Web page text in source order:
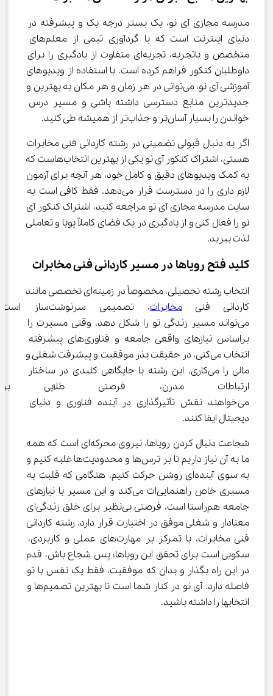
مدرسه مجازی آی نو، یک بستر درجه یک و پیشرفته در
دنیای اینترنت است که با گردآوری تیمی از معلم‌های
متخصص و باتجربه، تجربه‌ای متفاوت از یادگیری را برای
داوطلبان کنکور فراهم کرده است. با استفاده از ویدیوهای
آموزشی آی نو، می‌توانی در هر زمان و هر مکان به بهترین و
جدیدترین منابع دسترسی داشته باشی و مسیر درس
خواندن را بسیار آسان‌تر و جذاب‌تر از همیشه طی کنید.
اگر به دنبال قبولی تضمینی در رشته کاردانی فنی مخابرات
هستی، اشتراک کنکور آی نو یکی از بهترین انتخاب‌هاست که
به کمک ویدیوهای دقیق و کامل خود، هر آنچه برای آزمون
لازم داری را در دسترست قرار می‌دهد. فقط کافی است به
سایت مدرسه مجازی آی نو مراجعه کنید، اشتراک کنکور آی
نو را فعال کنی و از یادگیری در یک فضای کاملاً پویا و تعاملی
لذت ببرید.
کلید فتح رویاها در مسیر کاردانی فنی مخابرات
انتخاب رشته تحصیلی، مخصوصاً در زمینه‌ای تخصصی مانند
کاردانی فنی مخابرات
، تصمیمی
می‌تواند مسیر زندگی تو را شکل دهد. وقتی مسیرت را
براساس نیازهای واقعی جامعه و فناوری‌های پیشرفته
انتخاب می‌کنی، در حقیقت بذر موفقیت و پیشرفت شغلی و
مالی را می‌کاری. این رشته با جایگاهی کلیدی در ساختار
ارتباطات مدرن، فرصتی
می‌خواهند نقش تأثیرگذاری در آینده فناوری و دنیای
دیجیتال ایفا کنند.
شجاعت دنبال کردن رویاها، نیروی محرکه‌ای است که همه
ما به آن نیاز داریم تا بر ترس‌ها و محدودیت‌ها غلبه کنیم و
به سوی آینده‌ای روشن حرکت کنیم. هنگامی که قلبت به
مسیری خاص راهنمایی‌ات می‌کند و این مسیر با نیازهای
جامعه هم‌راستا است، فرصتی بی‌نظیر برای خلق زندگی‌ای
معنادار و شغلی موفق در اختیارت قرار دارد. رشته کاردانی
فنی مخابرات، با تمرکز بر مهارت‌های عملی و کاربردی،
سکویی است برای تحقق این رویاها؛ پس شجاع باش، قدم
در این راه بگذار و بدان که موفقیت، فقط یک نفس با تو
فاصله دارد. آی نو در کنار شما است تا بهترین تصمیم‌ها و
انتخاب‎ها را داشته باشید.